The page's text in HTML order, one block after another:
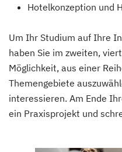
Hotelkonzeption und
Um Ihr Studium auf Ihre
haben Sie im zweiten,
Möglichkeit, aus einer
Themengebiete
interessieren. Am Ende
ein Praxisprojekt und